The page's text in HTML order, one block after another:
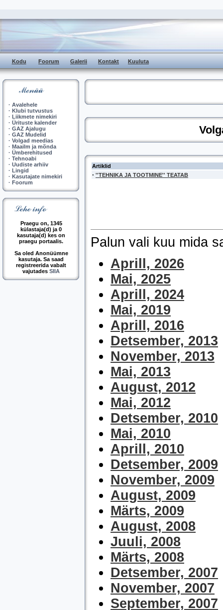
Kodu Foorum Galerii Kontakt Kuuluta
· Avalehele
· Klubi tutvustus
· Liikmete nimekiri
· Ürituste kalender
· GAZ Ajalugu
· GAZ Mudelid
· Volgad meedias
· Maailm ja mõnda
· Ümberehitused
· Tehnoabi
· Uudiste arhiiv
· Lingid
· Kasutajate nimekiri
· Foorum
Praegu on, 1345
külastaja(d) ja 0
kasutaja(d) kes on
praegu portaalis.
Sa oled Anonüümne
kasutaja. Sa saad
registreerida vabalt
vajutades SIIA
Artiklid
· ''TEHNIKA JA TOOTMINE'' TEATAB
Palun vali kuu mida
Aprill, 2026
Mai, 2025
Aprill, 2024
Mai, 2019
Aprill, 2016
Detsember, 2013
November, 2013
Mai, 2013
August, 2012
Mai, 2012
Detsember, 2010
Mai, 2010
Aprill, 2010
Detsember, 2009
November, 2009
August, 2009
Märts, 2009
August, 2008
Juuli, 2008
Märts, 2008
Detsember, 2007
November, 2007
September, 2007